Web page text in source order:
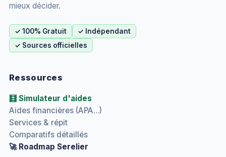
mieux décider.
✓ 100% Gratuit
✓ Indépendant
✓ Sources officielles
Ressources
🧮 Simulateur d'aides
Aides financières (APA...)
Services & répit
Comparatifs détaillés
🚀 Roadmap Serelier